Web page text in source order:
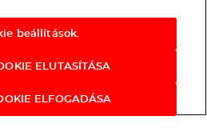
beállítások.
ELUTASÍTÁSA
ELFOGADÁSA